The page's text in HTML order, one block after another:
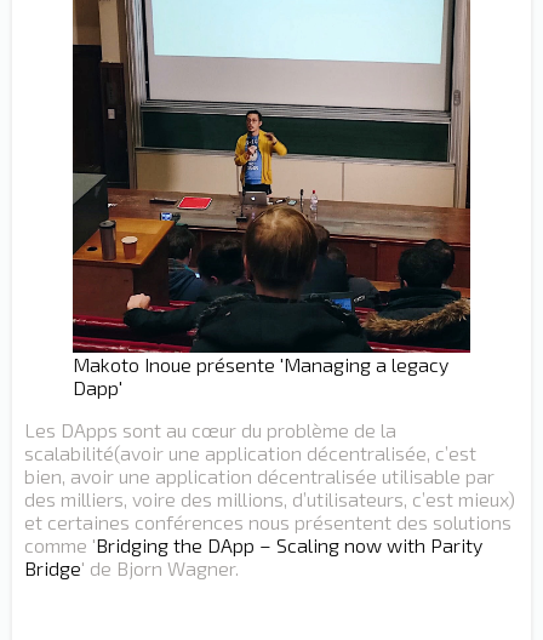
Makoto Inoue présente 'Managing a legacy
Dapp'
Les DApps sont au cœur du problème de la
scalabilité(avoir une application décentralisée, c’est
bien, avoir une application décentralisée utilisable par
des milliers, voire des millions, d’utilisateurs, c’est mieux)
et certaines conférences nous présentent des solutions
comme 'Bridging the DApp – Scaling now with Parity
Bridge' de Bjorn Wagner.